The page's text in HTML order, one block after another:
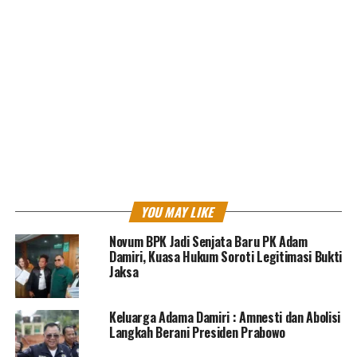
Kemudian hal-hal yang meringankan bahwa terdapat belum
pernah dihukum dan terdakwa memiliki tanggungan
sebagai kepala keluarga.
Selain itu, jaksa juga menuntut majelis hakim untuk
YOU MAY LIKE
Novum BPK Jadi Senjata Baru PK Adam
Damiri, Kuasa Hukum Soroti Legitimasi Bukti
Jaksa
Keluarga Adama Damiri : Amnesti dan Abolisi
Langkah Berani Presiden Prabowo